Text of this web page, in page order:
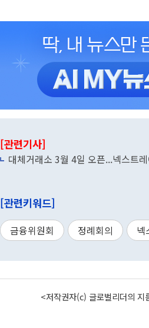
[관련기사]
대체거래소 3월 4일 오픈...넥스트
[관련키워드]
금융위원회 정례회의 넥
<저작권자(c) 글로벌리더의